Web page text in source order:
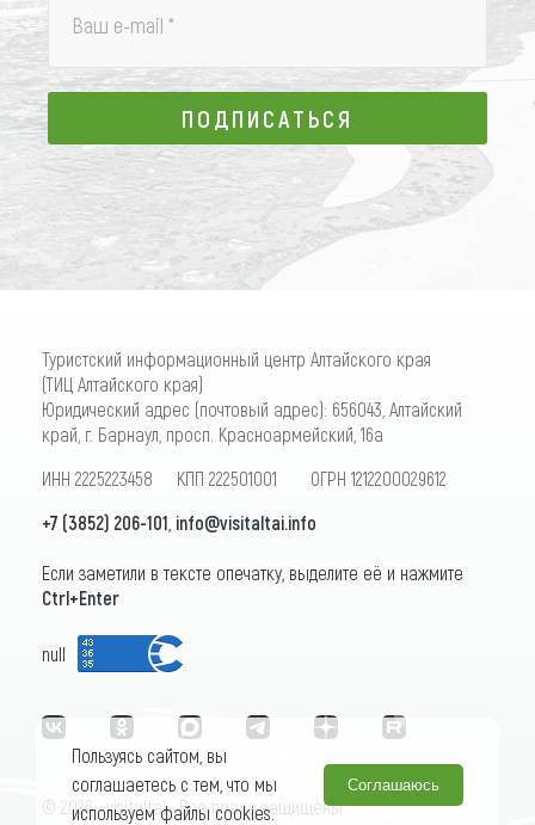
Ваш e-mail *
ПОДПИСАТЬСЯ
ПОДПИСАТЬСЯ
Туристский информационный центр Алтайского края
(ТИЦ Алтайского края)
Юридический адрес (почтовый адрес): 656043, Алтайский
край, г. Барнаул, просп. Красноармейский, 16а
ИНН 2225223458 КПП 222501001 ОГРН 1212200029612
+7 (3852) 206-101 info@visitaltai.info
Если заметили в тексте опечатку, выделите её и нажмите
Ctrl+Enter
null
© 2026 «visitaltai» Все права защищены.
Пользуясь сайтом, вы
соглашаетесь с тем, что мы
используем файлы cookies.
Соглашаюсь